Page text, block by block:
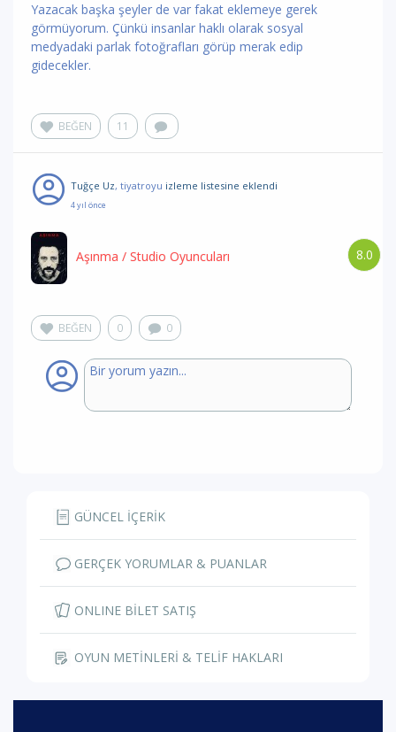
Yazacak başka şeyler de var fakat eklemeye gerek
görmüyorum. Çünkü insanlar haklı olarak sosyal
medyadaki parlak fotoğrafları görüp merak edip
gidecekler.
BEĞEN 11
Tuğçe Uz, tiyatroyu izleme listesine eklendi
4 yıl önce
8.0
Aşınma / Studio Oyuncuları
BEĞEN 0 0
GÜNCEL İÇERİK
GERÇEK YORUMLAR & PUANLAR
ONLINE BİLET SATIŞ
OYUN METİNLERİ & TELİF HAKLARI